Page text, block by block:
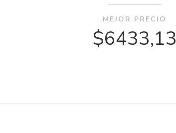
MEJOR PRECIO
$6433,13